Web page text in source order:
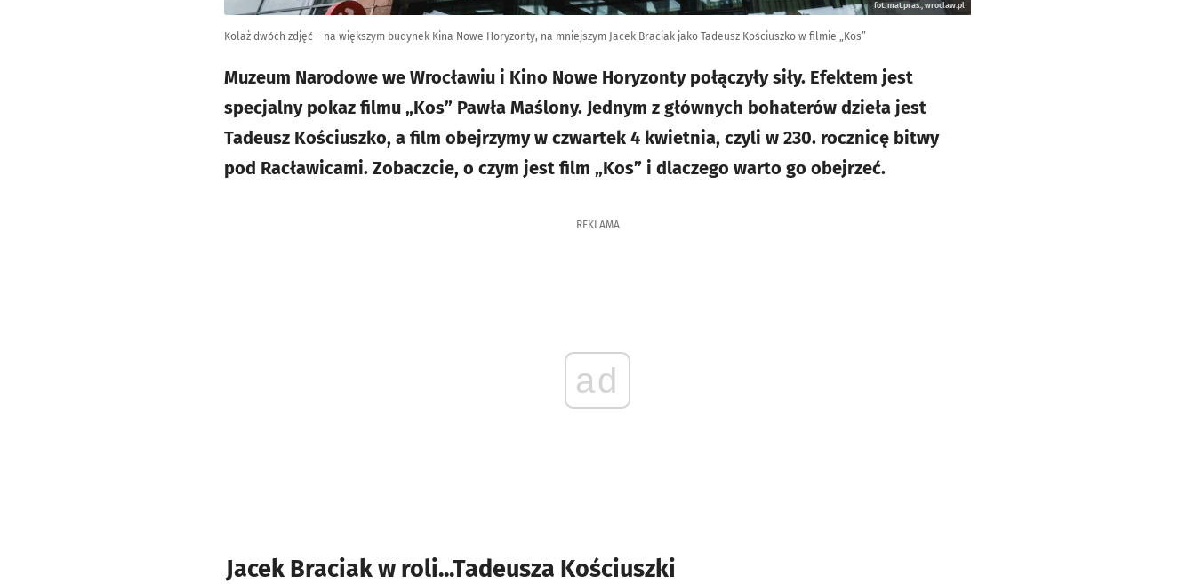
fot. mat.pras., wroclaw.pl
Kolaż dwóch zdjęć – na większym budynek Kina Nowe Horyzonty, na mniejszym Jacek Braciak jako Tadeusz Kościuszko w filmie „Kos”
Muzeum Narodowe we Wrocławiu i Kino Nowe Horyzonty połączyły siły. Efektem jest
specjalny pokaz filmu „Kos” Pawła Maślony. Jednym z głównych bohaterów dzieła jest
Tadeusz Kościuszko, a film obejrzymy w czwartek 4 kwietnia, czyli w 230. rocznicę bitwy
pod Racławicami. Zobaczcie, o czym jest film „Kos” i dlaczego warto go obejrzeć.
REKLAMA
ad
Jacek Braciak w roli...Tadeusza Kościuszki